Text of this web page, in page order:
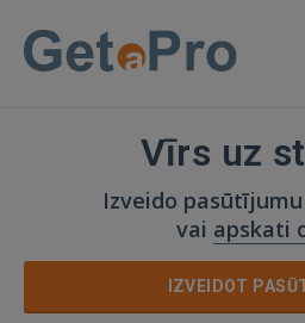
Vīrs uz
Izveido pasūtījumu
vai apskati
IZVEIDOT